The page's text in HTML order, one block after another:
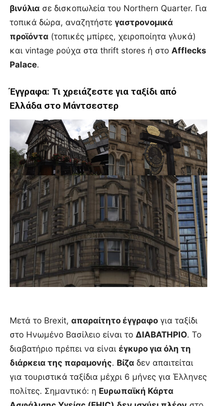
βινύλια σε δισκοπωλεία του Northern Quarter. Για
τοπικά δώρα, αναζητήστε γαστρονομικά
προϊόντα (τοπικές μπίρες, χειροποίητα γλυκά)
και vintage ρούχα στα thrift stores ή στο Afflecks
Palace.
Έγγραφα: Τι χρειάζεστε για ταξίδι από
Ελλάδα στο Μάντσεστερ
Μετά το Brexit, απαραίτητο έγγραφο για ταξίδι
στο Ηνωμένο Βασίλειο είναι το ΔΙΑΒΑΤΗΡΙΟ. Το
διαβατήριο πρέπει να είναι έγκυρο για όλη τη
διάρκεια της παραμονής. Βίζα δεν απαιτείται
για τουριστικά ταξίδια μέχρι 6 μήνες για Έλληνες
πολίτες. Σημαντικό: η Ευρωπαϊκή Κάρτα